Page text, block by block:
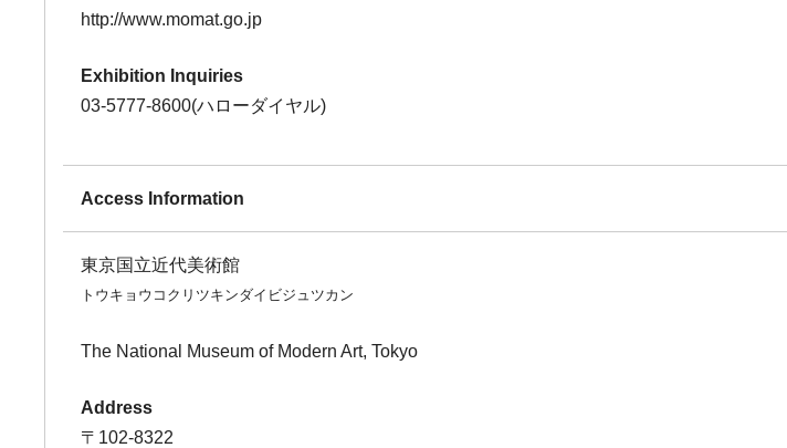
http://www.momat.go.jp
Exhibition Inquiries
03-5777-8600(ハローダイヤル)
Access Information
東京国立近代美術館
トウキョウコクリツキンダイビジュツカン
The National Museum of Modern Art, Tokyo
Address
〒102-8322